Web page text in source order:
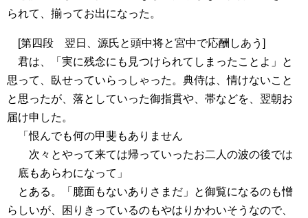
られて、揃ってお出になった。
[第四段 翌日、源氏と頭中将と宮中で応酬しあう]
君は、「実に残念にも見つけられてしまったことよ」と
思って、臥せっていらっしゃった。典侍は、情けないこと
と思ったが、落としていった御指貫や、帯などを、翌朝お
届け申した。
「恨んでも何の甲斐もありません
次々とやって来ては帰っていったお二人の波の後では
底もあらわになって」
とある。「臆面もないありさまだ」と御覧になるのも憎
らしいが、困りきっているのもやはりかわいそうなので、